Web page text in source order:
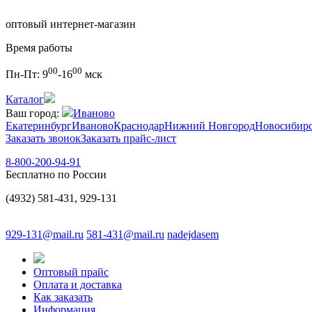
оптовый интернет-магазин
Время работы
Пн-Пт: 900-1600 мск
Каталог
Ваш город:
Иваново
ЕкатеринбургИвановоКраснодарНижний Новгород
Заказать звонокЗаказать прайс-лист
8-800-200-94-91
Бесплатно по России
(4932) 581-431, 929-131
929-131@mail.ru 581-431@mail.ru nadejdasem
Оптовый прайс
Оплата и доставка
Как заказать